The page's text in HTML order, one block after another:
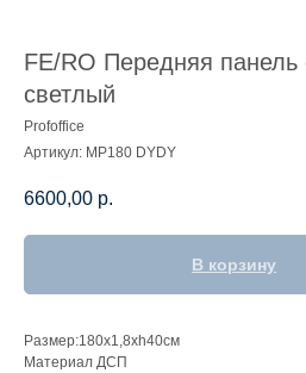
FE/RO Передняя панель
светлый
Profoffice
Артикул: MP180 DYDY
6600,00 р.
В корзину
Размер:180x1,8xh40см
Материал ДСП